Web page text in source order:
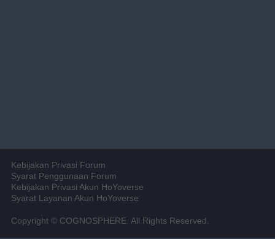
Kebijakan Privasi Forum
Syarat Penggunaan Forum
Kebijakan Privasi Akun HoYoverse
Syarat Layanan Akun HoYoverse
Copyright © COGNOSPHERE. All Rights Reserved.